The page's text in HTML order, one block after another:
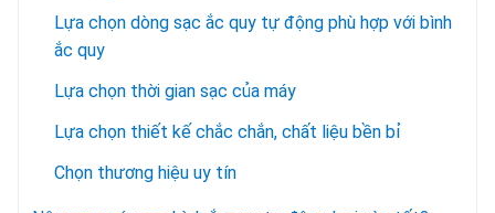
Lựa chọn dòng sạc ắc quy tự động phù hợp với bình
ắc quy
Lựa chọn thời gian sạc của máy
Lựa chọn thiết kế chắc chắn, chất liệu bền bỉ
Chọn thương hiệu uy tín